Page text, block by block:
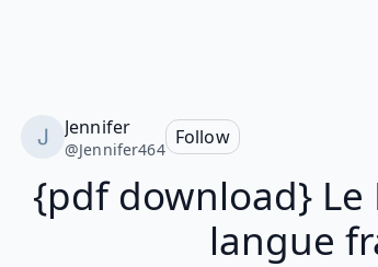
Jennifer
@Jennifer464
Follow
{pdf download} Le
langue